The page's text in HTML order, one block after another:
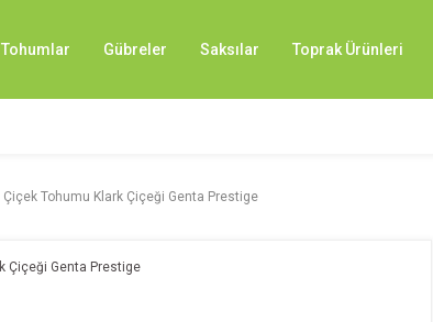
Tohumlar Gübreler Saksılar Toprak Ürünleri
Çiçek Tohumu Klark Çiçeği Genta Prestige